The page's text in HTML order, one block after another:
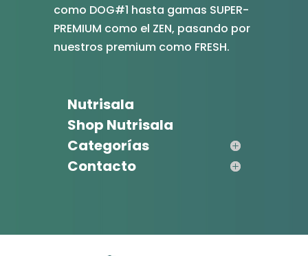
como DOG#1 hasta gamas SUPER-
PREMIUM como el ZEN, pasando por
nuestros premium como FRESH.
Nutrisala
Shop Nutrisala
Categorías
Contacto